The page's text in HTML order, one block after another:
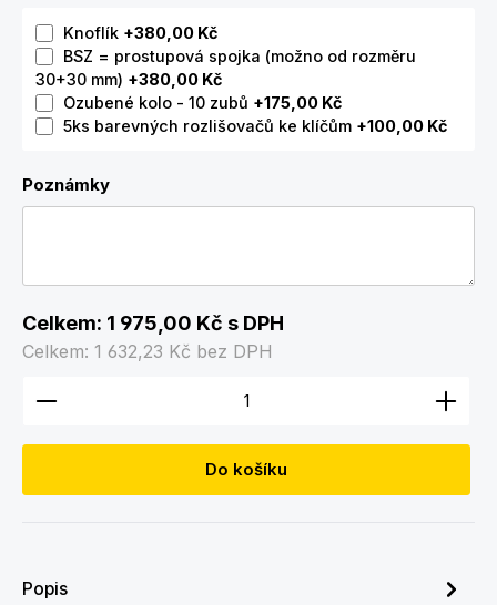
Knoflík +380,00 Kč
BSZ = prostupová spojka (možno od rozměru
30+30 mm) +380,00 Kč
Ozubené kolo - 10 zubů +175,00 Kč
5ks barevných rozlišovačů ke klíčům +100,00 Kč
Poznámky
Celkem: 1 975,00 Kč s DPH
Celkem: 1 632,23 Kč bez DPH
Množství produktu: Zadejte požadované
Do košíku
Popis